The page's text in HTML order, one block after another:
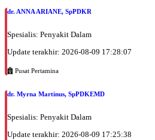
dr. ANNA ARIANE, SpPDKR
Spesialis: Penyakit Dalam
Update terakhir: 2026-08-09 17:28:07
Pusat Pertamina
dr. Myrna Martinus, SpPDKEMD
Spesialis: Penyakit Dalam
Update terakhir: 2026-08-09 17:25:38